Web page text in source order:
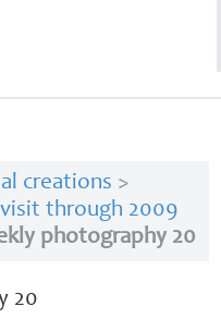
creations >
through 2009
photography 20
20